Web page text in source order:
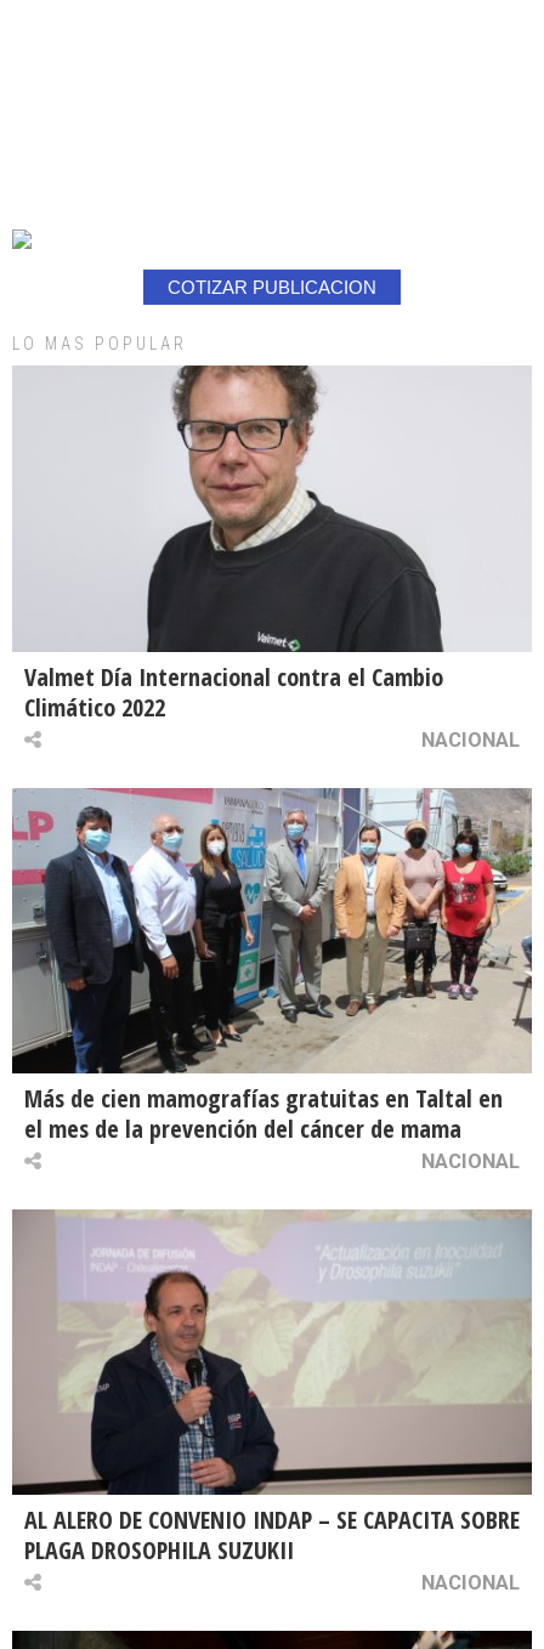
COTIZAR PUBLICACION
LO MAS POPULAR
Valmet Día Internacional contra el Cambio
Climático 2022
NACIONAL
Más de cien mamografías gratuitas en Taltal en
el mes de la prevención del cáncer de mama
NACIONAL
AL ALERO DE CONVENIO INDAP – SE CAPACITA SOBRE
PLAGA DROSOPHILA SUZUKII
NACIONAL